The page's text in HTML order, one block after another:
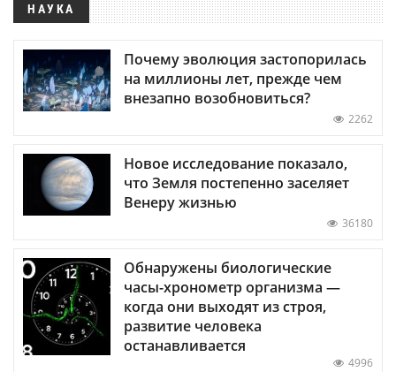
НАУКА
Почему эволюция застопорилась
на миллионы лет, прежде чем
внезапно возобновиться?
2262
Новое исследование показало,
что Земля постепенно заселяет
Венеру жизнью
36180
Обнаружены биологические
часы-хронометр организма —
когда они выходят из строя,
развитие человека
останавливается
4996